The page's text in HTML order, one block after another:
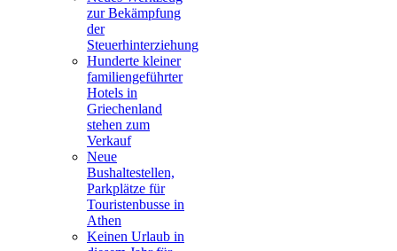
zur Bekämpfung
der
Steuerhinterziehung
Hunderte kleiner
familiengeführter
Hotels in
Griechenland
stehen zum
Verkauf
Neue
Bushaltestellen,
Parkplätze für
Touristenbusse in
Athen
Keinen Urlaub in